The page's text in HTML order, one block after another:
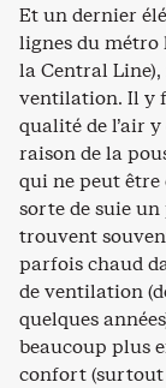
Et un dernier
lignes du métro
la Central
ventilation. Il y
qualité de l’air
raison de la
qui ne peut être
sorte de suie
trouvent
parfois chaud
de ventilation
quelques
beaucoup plus
confort (surtout